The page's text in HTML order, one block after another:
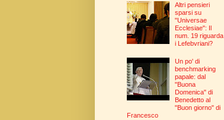
Altri pensieri
sparsi su
"Universae
Ecclesiae": Il
num. 19 riguarda
i Lefebvriani?
Un po' di
benchmarking
papale: dal
"Buona
Domenica" di
Benedetto al
"Buon giorno" di
Francesco